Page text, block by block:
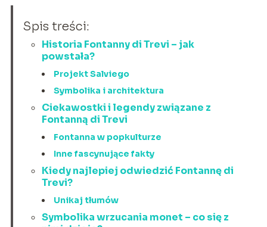
Spis treści:
Historia Fontanny di Trevi – jak
powstała?
Projekt Salviego
Symbolika i architektura
Ciekawostki i legendy związane z
Fontanną di Trevi
Fontanna w popkulturze
Inne fascynujące fakty
Kiedy najlepiej odwiedzić Fontannę di
Trevi?
Unikaj tłumów
Symbolika wrzucania monet – co się z